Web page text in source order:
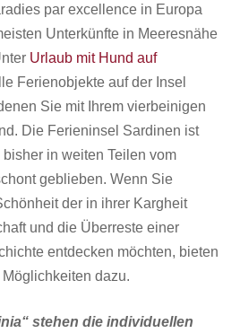
par excellence in Europa
Unterkünfte in Meeresnähe
Urlaub mit Hund auf
Ferienobjekte auf der Insel
Sie mit Ihrem vierbeinigen
Die Ferieninsel Sardinen ist
in weiten Teilen vom
geblieben. Wenn Sie
der in ihrer Kargheit
und die Überreste einer
entdecken möchten, bieten
dazu.
stehen die individuellen